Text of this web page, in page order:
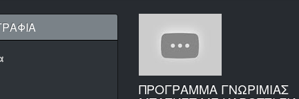
ΠΡΟΓΡΑΜΜΑ ΓΝΩΡΙΜΙΑΣ